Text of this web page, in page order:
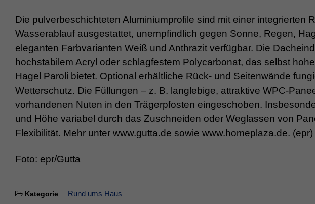
Die pulverbeschichteten Aluminiumprofile sind mit einer integrierten
Wasserablauf ausgestattet, unempfindlich gegen Sonne, Regen,
eleganten Farbvarianten Weiß und Anthrazit verfügbar. Die
hochstabilem Acryl oder schlagfestem Polycarbonat, das selbst
Hagel Paroli bietet. Optional erhältliche Rück- und Seitenwände
Wetterschutz. Die Füllungen – z. B. langlebige, attraktive WPC-
vorhandenen Nuten in den Trägerpfosten eingeschoben.
und Höhe variabel durch das Zuschneiden oder Weglassen von
Flexibilität. Mehr unter www.gutta.de sowie www.homeplaza.de. (epr)
Foto: epr/Gutta
Kategorie Rund ums Haus